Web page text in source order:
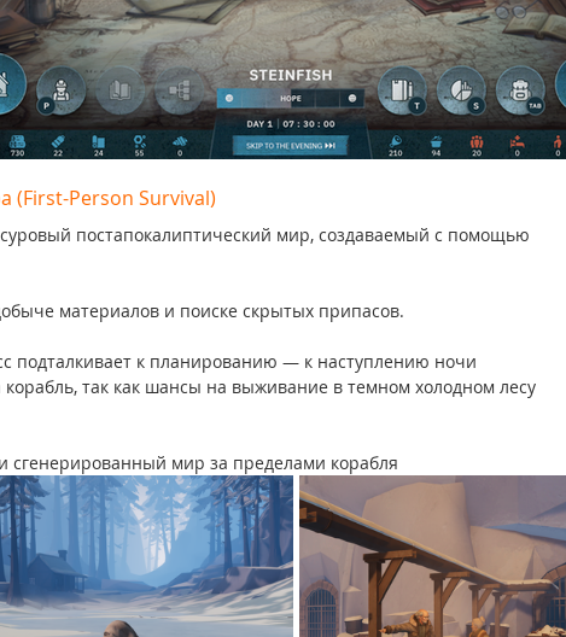
(First-Person Survival)
постапокалиптический мир, создаваемый с помощью
материалов и поиске скрытых припасов.
подталкивает к планированию — к наступлению ночи
корабль, так как шансы на выживание в темном холодном лесу
сгенерированный мир за пределами корабля